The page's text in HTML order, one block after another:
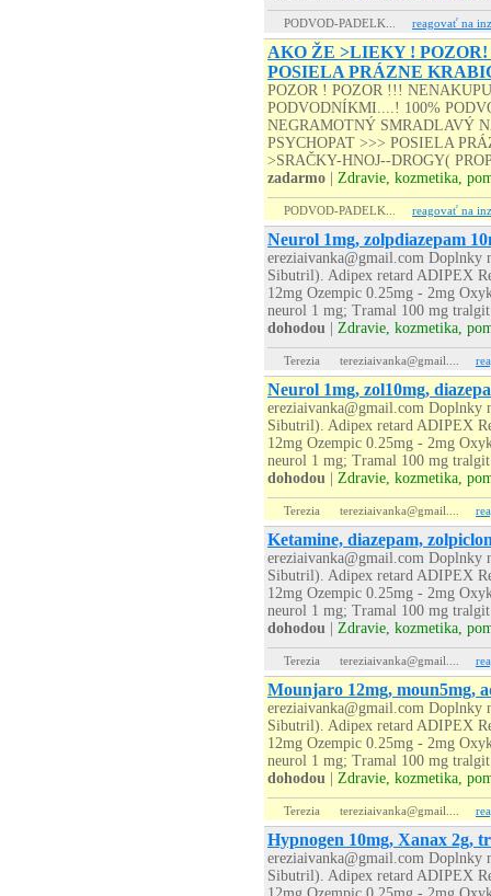
PODVOD-PADELK... reagovať na
AKO ŽE >LIEKY !
POSIELA PRÁZNE
POZOR ! POZOR !!!
PODVODNÍKMI....! 100%
NEGRAMOTNÝ SMRADLAVÝ
PSYCHOPAT >>> POSIELA
>SRAČKY-HNOJ--DROGY(
zadarmo
Zdravie, kozmetika,
PODVOD-PADELK... reagovať na
Neurol 1mg, zolpdiazepam
ereziaivanka@gmail.com Doplnky
Sibutril). Adipex retard ADIPEX
12mg Ozempic 0.25mg - 2mg
neurol 1 mg; Tramal 100 mg
dohodou
Zdravie, kozmetika,
Terezia tereziaivanka@gmail....
Neurol 1mg, zol10mg,
ereziaivanka@gmail.com Doplnky
Sibutril). Adipex retard ADIPEX
12mg Ozempic 0.25mg - 2mg
neurol 1 mg; Tramal 100 mg
dohodou
Zdravie, kozmetika,
Terezia tereziaivanka@gmail....
Ketamine, diazepam,
ereziaivanka@gmail.com Doplnky
Sibutril). Adipex retard ADIPEX
12mg Ozempic 0.25mg - 2mg
neurol 1 mg; Tramal 100 mg
dohodou
Zdravie, kozmetika,
Terezia tereziaivanka@gmail....
Mounjaro 12mg, moun5mg,
ereziaivanka@gmail.com Doplnky
Sibutril). Adipex retard ADIPEX
12mg Ozempic 0.25mg - 2mg
neurol 1 mg; Tramal 100 mg
dohodou
Zdravie, kozmetika,
Terezia tereziaivanka@gmail....
Hypnogen 10mg, Xanax 2g,
ereziaivanka@gmail.com Doplnky
Sibutril). Adipex retard ADIPEX